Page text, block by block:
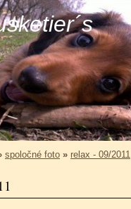
spoločné foto » relax - 09/2011